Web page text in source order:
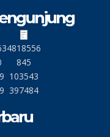
4818556
845
103543
397484